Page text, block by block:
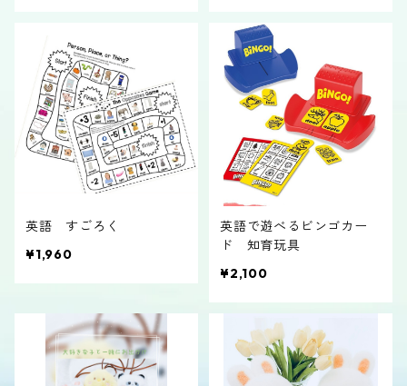
英語 すごろく
¥1,960
英語で遊べるビンゴカー
ド 知育玩具
¥2,100